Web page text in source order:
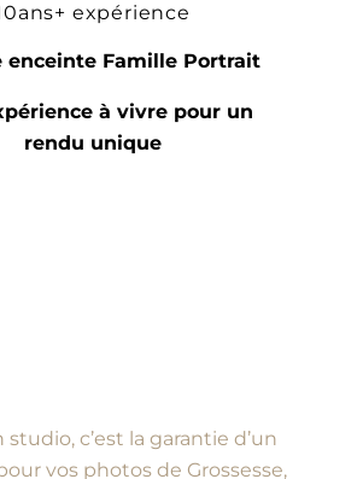
expérience
enceinte Famille Portrait
à vivre pour un
rendu unique
c’est la garantie d’un
vos photos de Grossesse,